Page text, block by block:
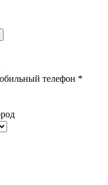
телефон *